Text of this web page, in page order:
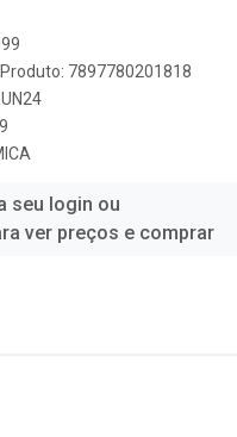
7897780201818
seu login ou
ver preços e comprar